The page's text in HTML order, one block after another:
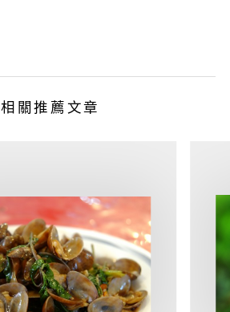
相關推薦文章